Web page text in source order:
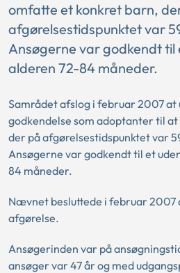
omfatte et konkret barn,
afgørelsestidspunktet var
Ansøgerne var godkendt til
alderen 72-84 måneder.
Samrådet afslog i februar 2007 at
godkendelse som adoptanter til
der på afgørelsestidspunktet var
Ansøgerne var godkendt til et
84 måneder.
Nævnet besluttede i februar
afgørelse.
Ansøgerinden var på
ansøger var 47 år og med